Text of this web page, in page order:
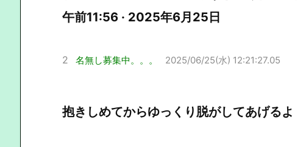
午前11:56 · 2025年6月25日
2 名無し募集中。。。 2025/06/25(水) 12:21:27.05
抱きしめてからゆっくり脱がしてあげるよ